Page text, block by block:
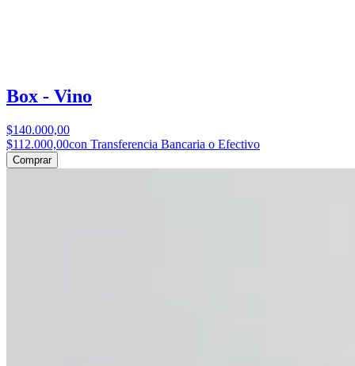
Box - Vino
$140.000,00
$112.000,00con Transferencia Bancaria o Efectivo
Comprar